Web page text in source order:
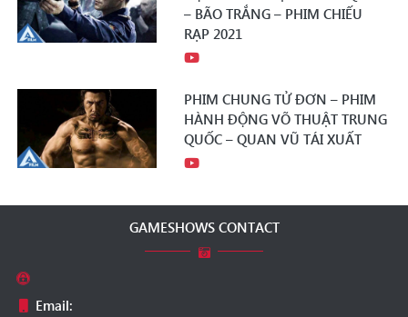
– BÃO TRẮNG – PHIM CHIẾU
RẠP 2021
PHIM CHUNG TỬ ĐƠN – PHIM
HÀNH ĐỘNG VÕ THUẬT TRUNG
QUỐC – QUAN VŨ TÁI XUẤT
GAMESHOWS CONTACT
Email: